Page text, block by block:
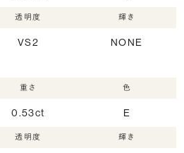
透明度
VS2
輝き
NONE
重さ
0.53ct
色
E
透明度 輝き